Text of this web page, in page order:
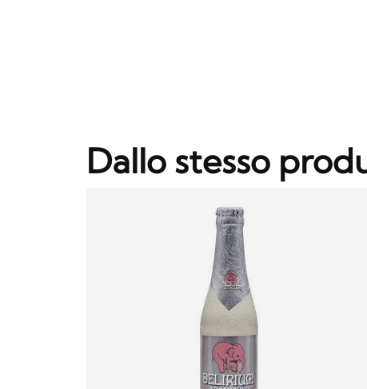
Dallo stesso